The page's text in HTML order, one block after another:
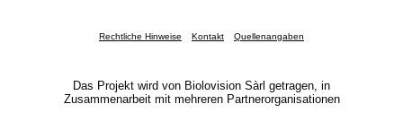
Rechtliche Hinweise Kontakt Quellenangaben
Das Projekt wird von Biolovision Sàrl getragen, in
Zusammenarbeit mit mehreren Partnerorganisationen